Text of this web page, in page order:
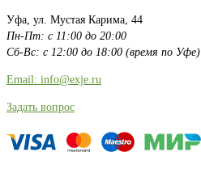
Уфа, ул. Мустая Карима, 44
Пн-Пт: с 11:00 до 20:00
Сб-Вс: с 12:00 до 18:00 (время по Уфе)
Email: info@exje.ru
Задать вопрос